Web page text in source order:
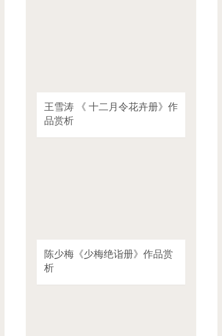
王雪涛 《 十二月令花卉册》作
品赏析
陈少梅《少梅绝诣册》作品赏
析